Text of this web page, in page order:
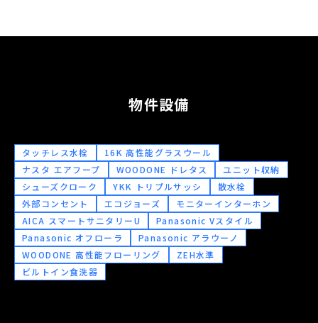
物件設備
タッチレス水栓
16K 高性能グラスウール
ナスタ エアフープ
WOODONE ドレタス
ユニット収納
シューズクローク
YKK トリプルサッシ
散水栓
外部コンセント
エコジョーズ
モニターインターホン
AICA スマートサニタリーU
Panasonic Vスタイル
Panasonic オフローラ
Panasonic アラウーノ
WOODONE 高性能フローリング
ZEH水準
ビルトイン食洗器